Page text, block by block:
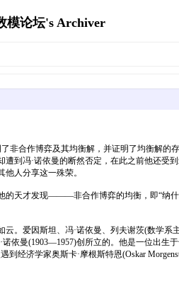
模论坛's Archiver
合作博弈及其均衡解，并证明了均衡解的
到冯·诺依曼的断然否定，在此之前他还受
人分享这一殊荣。
的天才发现———非合作博弈的均衡，即“纳什
。爱因斯坦、冯·诺依曼、列夫谢茨(数学系
依曼(1903—1957)创所立的。他是一位出
经济学家奥斯卡·摩根斯特恩(Oskar